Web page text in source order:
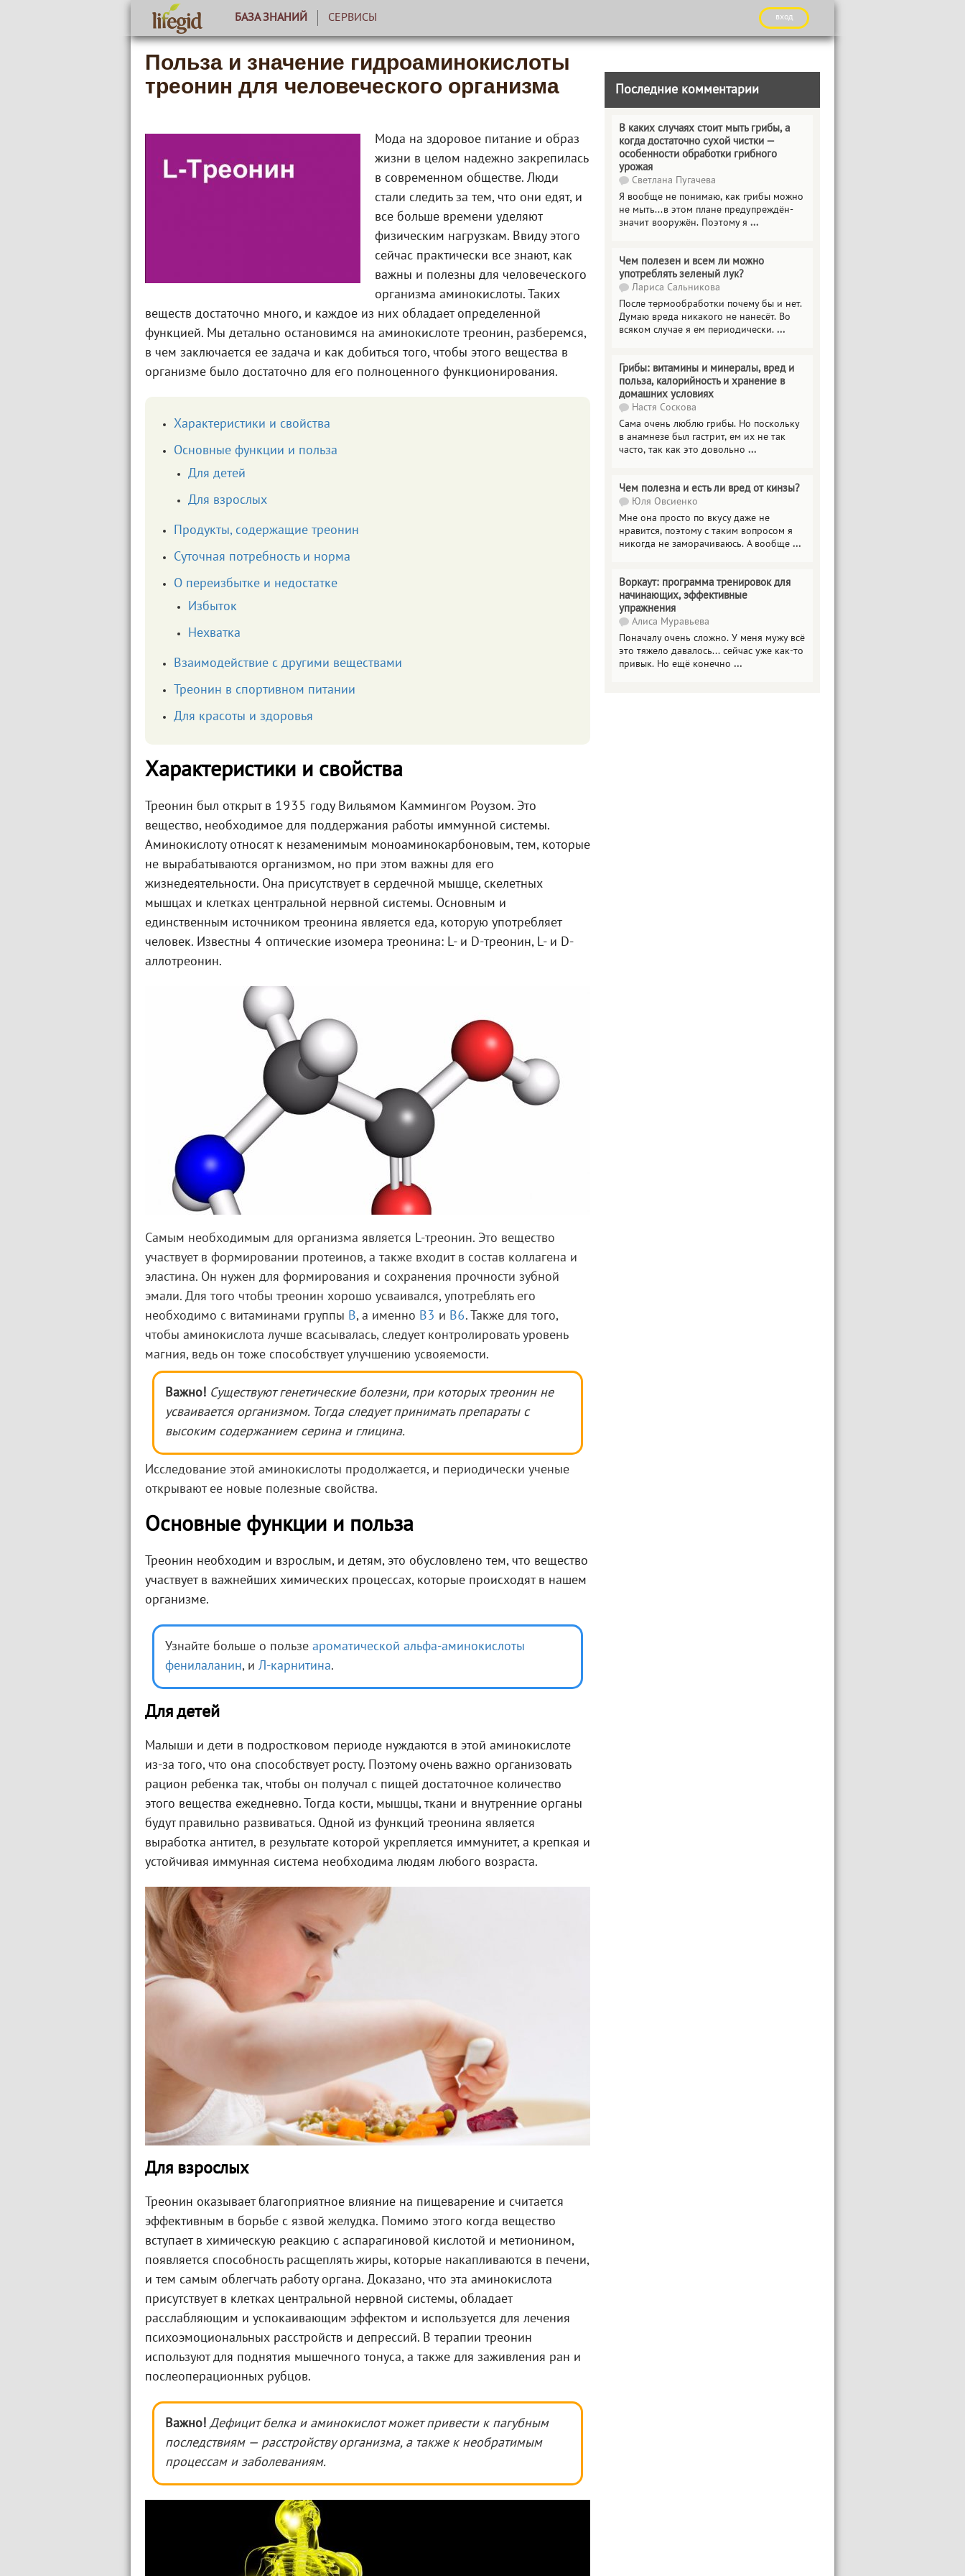
БАЗА ЗНАНИЙ СЕРВИСЫ вход
Польза и значение гидроаминокислоты
треонин для человеческого организма
Мода на здоровое питание и образ
жизни в целом надежно закрепилась
в современном обществе. Люди
стали следить за тем, что они едят, и
все больше времени уделяют
физическим нагрузкам. Ввиду этого
сейчас практически все знают, как
важны и полезны для человеческого
организма аминокислоты. Таких
веществ достаточно много, и каждое из них обладает определенной
функцией. Мы детально остановимся на аминокислоте треонин, разберемся,
в чем заключается ее задача и как добиться того, чтобы этого вещества в
организме было достаточно для его полноценного функционирования.
Характеристики и свойства
Основные функции и польза
Для детей
Для взрослых
Продукты, содержащие треонин
Суточная потребность и норма
О переизбытке и недостатке
Избыток
Нехватка
Взаимодействие с другими веществами
Треонин в спортивном питании
Для красоты и здоровья
Характеристики и свойства
Треонин был открыт в 1935 году Вильямом Каммингом Роузом. Это
вещество, необходимое для поддержания работы иммунной системы.
Аминокислоту относят к незаменимым моноаминокарбоновым, тем, которые
не вырабатываются организмом, но при этом важны для его
жизнедеятельности. Она присутствует в сердечной мышце, скелетных
мышцах и клетках центральной нервной системы. Основным и
единственным источником треонина является еда, которую употребляет
человек. Известны 4 оптические изомера треонина: L- и D-треонин, L- и D-
аллотреонин.
Самым необходимым для организма является L-треонин. Это вещество
участвует в формировании протеинов, а также входит в состав коллагена и
эластина. Он нужен для формирования и сохранения прочности зубной
эмали. Для того чтобы треонин хорошо усваивался, употреблять его
необходимо с витаминами группы В, а именно В3 и В6. Также для того,
чтобы аминокислота лучше всасывалась, следует контролировать уровень
магния, ведь он тоже способствует улучшению усвояемости.
Важно! Существуют генетические болезни, при которых треонин не
усваивается организмом. Тогда следует принимать препараты с
высоким содержанием серина и глицина.
Исследование этой аминокислоты продолжается, и периодически ученые
открывают ее новые полезные свойства.
Основные функции и польза
Треонин необходим и взрослым, и детям, это обусловлено тем, что вещество
участвует в важнейших химических процессах, которые происходят в нашем
организме.
Узнайте больше о пользе ароматической альфа-аминокислоты
фенилаланин, и Л-карнитина.
Для детей
Малыши и дети в подростковом периоде нуждаются в этой аминокислоте
из-за того, что она способствует росту. Поэтому очень важно организовать
рацион ребенка так, чтобы он получал с пищей достаточное количество
этого вещества ежедневно. Тогда кости, мышцы, ткани и внутренние органы
будут правильно развиваться. Одной из функций треонина является
выработка антител, в результате которой укрепляется иммунитет, а крепкая и
устойчивая иммунная система необходима людям любого возраста.
Для взрослых
Треонин оказывает благоприятное влияние на пищеварение и считается
эффективным в борьбе с язвой желудка. Помимо этого когда вещество
вступает в химическую реакцию с аспарагиновой кислотой и метионином,
появляется способность расщеплять жиры, которые накапливаются в печени,
и тем самым облегчать работу органа. Доказано, что эта аминокислота
присутствует в клетках центральной нервной системы, обладает
расслабляющим и успокаивающим эффектом и используется для лечения
психоэмоциональных расстройств и депрессий. В терапии треонин
используют для поднятия мышечного тонуса, а также для заживления ран и
послеоперационных рубцов.
Важно! Дефицит белка и аминокислот может привести к пагубным
последствиям — расстройству организма, а также к необратимым
процессам и заболеваниям.
Последние комментарии
В каких случаях стоит мыть грибы, а
когда достаточно сухой чистки —
особенности обработки грибного
урожая
Светлана Пугачева
Я вообще не понимаю, как грибы можно
не мыть...в этом плане предупреждён-
значит вооружён. Поэтому я ...
Чем полезен и всем ли можно
употреблять зеленый лук?
Лариса Сальникова
После термообработки почему бы и нет.
Думаю вреда никакого не нанесёт. Во
всяком случае я ем периодически. ...
Грибы: витамины и минералы, вред и
польза, калорийность и хранение в
домашних условиях
Настя Соскова
Сама очень люблю грибы. Но поскольку
в анамнезе был гастрит, ем их не так
часто, так как это довольно ...
Чем полезна и есть ли вред от кинзы?
Юля Овсиенко
Мне она просто по вкусу даже не
нравится, поэтому с таким вопросом я
никогда не заморачиваюсь. А вообще ...
Воркаут: программа тренировок для
начинающих, эффективные
упражнения
Алиса Муравьева
Поначалу очень сложно. У меня мужу всё
это тяжело давалось... сейчас уже как-то
привык. Но ещё конечно ...